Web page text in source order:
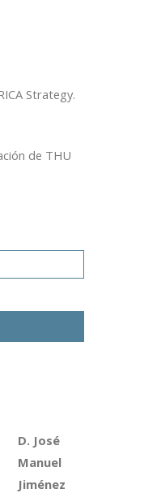
Strategy.
de THU
D. José
Manuel
Jiménez